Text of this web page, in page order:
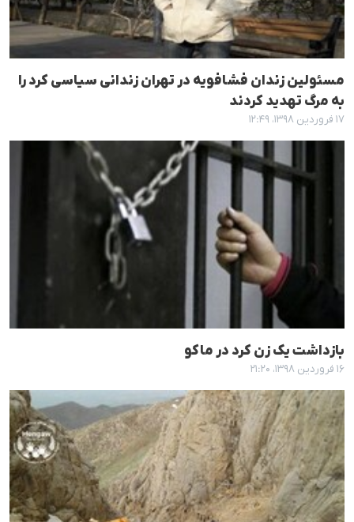
مسئولین زندان فشافویە در تهران زندانی سیاسی کرد را
بە مرگ تهدید کردند
۱۷ فروردین ۱۳۹۸، ۱۲:۴۹
بازداشت یک زن کرد در ماکو
۱۶ فروردین ۱۳۹۸، ۲۱:۲۰